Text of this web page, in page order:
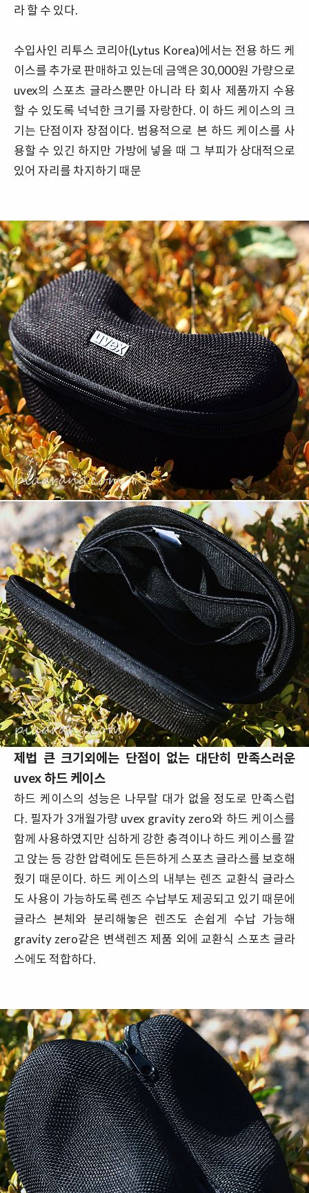
라 할 수 있다.
수입사인 리투스 코리아(Lytus Korea)에서는 전용 하드 케
이스를 추가로 판매하고 있는데 금액은 30,000원 가량으로
uvex의 스포츠 글라스뿐만 아니라 타 회사 제품까지 수용
할 수 있도록 넉넉한 크기를 자랑한다. 이 하드 케이스의 크
기는 단점이자 장점이다. 범용적으로 본 하드 케이스를 사
용할 수 있긴 하지만 가방에 넣을 때 그 부피가 상대적으로
있어 자리를 차지하기 때문
제법 큰 크기외에는 단점이 없는 대단히 만족스러운
uvex 하드 케이스
하드 케이스의 성능은 나무랄 대가 없을 정도로 만족스럽
다. 필자가 3개월가량 uvex gravity zero와 하드 케이스를
함께 사용하였지만 심하게 강한 충격이나 하드 케이스를 깔
고 앉는 등 강한 압력에도 든든하게 스포츠 글라스를 보호해
줬기 때문이다. 하드 케이스의 내부는 렌즈 교환식 글라스
도 사용이 가능하도록 렌즈 수납부도 제공되고 있기 때문에
글라스 본체와 분리해놓은 렌즈도 손쉽게 수납 가능해
gravity zero같은 변색렌즈 제품 외에 교환식 스포츠 글라
스에도 적합하다.